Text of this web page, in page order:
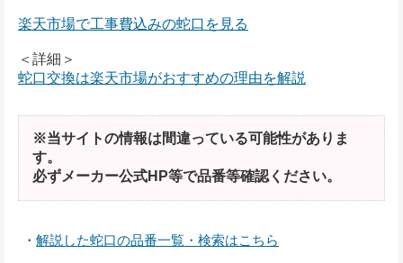
楽天市場で工事費込みの蛇口を見る
＜詳細＞
蛇口交換は楽天市場がおすすめの理由を解説
※当サイトの情報は間違っている可能性がありま
す。
必ずメーカー公式HP等で品番等確認ください。
・ 解説した蛇口の品番一覧・検索はこちら